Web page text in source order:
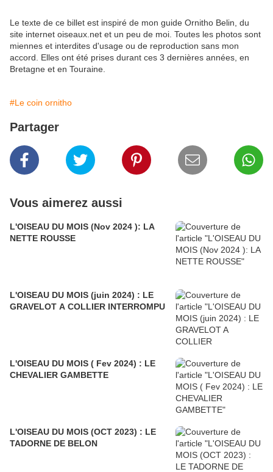
Le texte de ce billet est inspiré de mon guide Ornitho Belin, du
site internet oiseaux.net et un peu de moi. Toutes les photos sont
miennes et interdites d'usage ou de reproduction sans mon
accord. Elles ont été prises durant ces 3 dernières années, en
Bretagne et en Touraine.
#Le coin ornitho
Partager
Vous aimerez aussi
L'OISEAU DU MOIS (Nov 2024 ): LA
NETTE ROUSSE
L'OISEAU DU MOIS (juin 2024) : LE
GRAVELOT A COLLIER INTERROMPU
L'OISEAU DU MOIS ( Fev 2024) : LE
CHEVALIER GAMBETTE
L'OISEAU DU MOIS (OCT 2023) : LE
TADORNE DE BELON